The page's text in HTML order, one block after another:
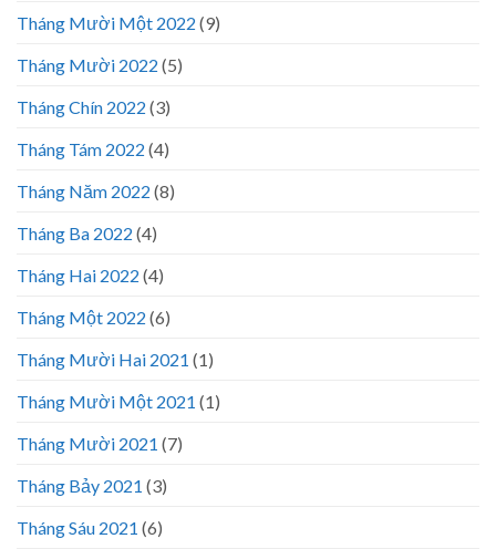
Tháng Mười Một 2022 (9)
Tháng Mười 2022 (5)
Tháng Chín 2022 (3)
Tháng Tám 2022 (4)
Tháng Năm 2022 (8)
Tháng Ba 2022 (4)
Tháng Hai 2022 (4)
Tháng Một 2022 (6)
Tháng Mười Hai 2021 (1)
Tháng Mười Một 2021 (1)
Tháng Mười 2021 (7)
Tháng Bảy 2021 (3)
Tháng Sáu 2021 (6)